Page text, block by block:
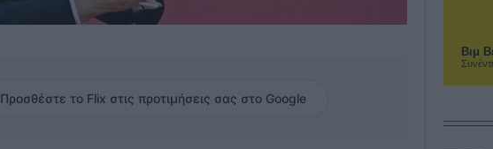
Προσθέστε το Flix στις προτιμήσεις σας στο Google
Βιμ